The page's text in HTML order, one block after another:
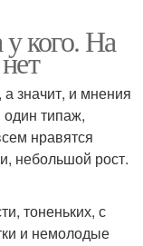
кого. На
значит, и мнения
типаж,
нравятся
небольшой рост.
тоненьких, с
и немолодые